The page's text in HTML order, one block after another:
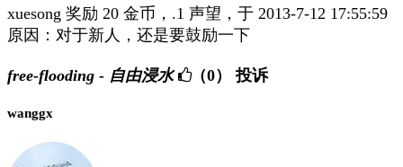
xuesong 奖励 20 金币，.1 声望，于 2013-7-12 17:55:59
原因：对于新人，还是要鼓励一下
free-flooding - 自由浸水 （0） 投诉
wanggx